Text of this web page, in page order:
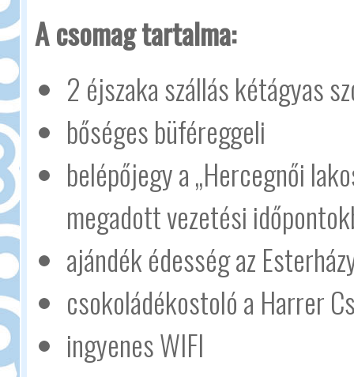
A csomag tartalma:
2 éjszaka szállás kétágyas
bőséges büféreggeli
belépőjegy a „Hercegnői
megadott vezetési
ajándék édesség az
csokoládékostoló a Harrer
ingyenes WIFI